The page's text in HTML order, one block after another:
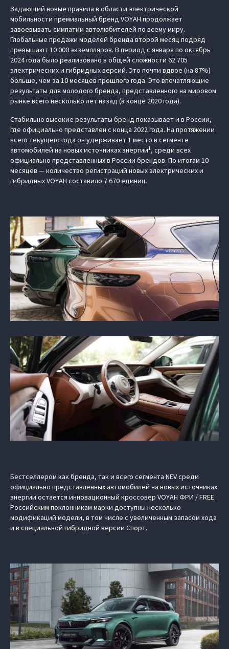
Задающий новые правила в области электрической
мобильности премиальный бренд VOYAH продолжает
завоевывать симпатии автолюбителей по всему миру.
Глобальные продажи моделей бренда второй месяц подряд
превышают 10 000 экземпляров. В период с января по октябрь
2024 года было реализовано в общей сложности 62 705
электрических и гибридных версий. Это почти вдвое (на 87%)
больше, чем за 10 месяцев прошлого года. Это впечатляющие
результаты для молодого бренда, представленного на мировом
рынке всего несколько лет назад (в конце 2020 года).
Стабильно высокие результаты бренд показывает и в России,
где официально представлен с конца 2022 года. На протяжении
всего текущего года он удерживает 1 место в сегменте
автомобилей на новых источниках энергии1, среди всех
официально представленных в России брендов. По итогам 10
месяцев — количество регистраций новых электрических и
гибридных VOYAH составило 7 670 единиц.
Бестселлером как бренда, так и всего сегмента NEV среди
официально представленных автомобилей на новых источниках
энергии остается инновационный кроссовер VOYAH ФРИ / FREE.
Российским поклонникам марки доступны несколько
модификаций модели, в том числе с увеличенным запасом хода
и в специальной гибридной версии Спорт.